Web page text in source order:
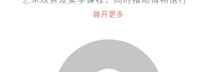
政与文化策略的概念。
展开更多